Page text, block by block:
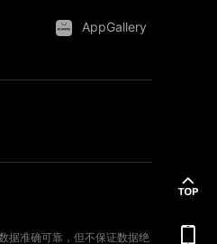
AppGallery
据准确可靠，但不保证数据绝